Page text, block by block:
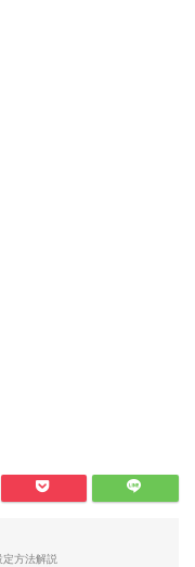
方法解説